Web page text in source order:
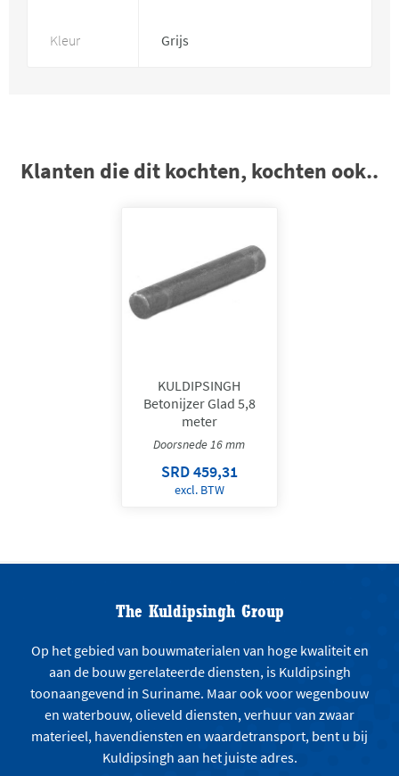
Kleur Grijs
Klanten die dit kochten, kochten ook..
KULDIPSINGH
Betonijzer Glad 5,8
meter
Doorsnede 16 mm
SRD 459,31
excl. BTW
The Kuldipsingh Group
Op het gebied van bouwmaterialen van hoge kwaliteit en
aan de bouw gerelateerde diensten, is Kuldipsingh
toonaangevend in Suriname. Maar ook voor wegenbouw
en waterbouw, olieveld diensten, verhuur van zwaar
materieel, havendiensten en waardetransport, bent u bij
Kuldipsingh aan het juiste adres.